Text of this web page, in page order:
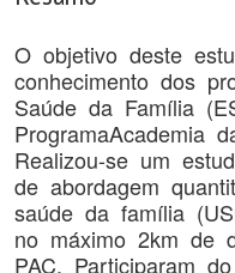
O objetivo deste
conhecimento dos
Saúde da Família
ProgramaAcademia
Realizou-se um
de abordagem
saúde da família
no máximo 2km de
PAC. Participaram